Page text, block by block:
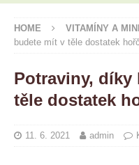
HOME VITAMÍNY A
budete mít v těle dostatek
Potraviny, díky
těle dostatek
11. 6. 2021 admin